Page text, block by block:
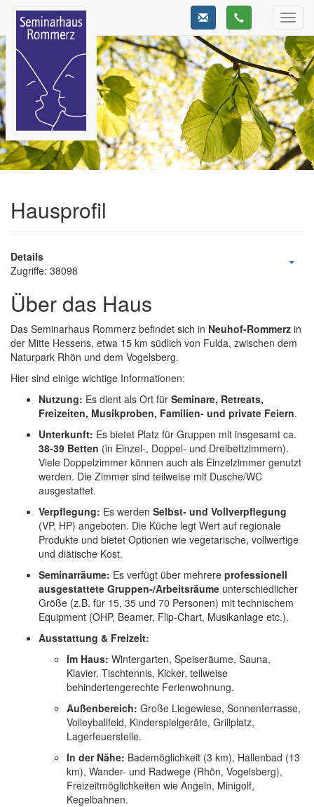
Hausprofil
Details
Zugriffe: 38098
Über das Haus
Das Seminarhaus Rommerz befindet sich in Neuhof-Rommerz in
der Mitte Hessens, etwa 15 km südlich von Fulda, zwischen dem
Naturpark Rhön und dem Vogelsberg.
Hier sind einige wichtige Informationen:
Nutzung: Es dient als Ort für Seminare, Retreats,
Freizeiten, Musikproben, Familien- und private Feiern.
Unterkunft: Es bietet Platz für Gruppen mit insgesamt ca.
38-39 Betten (in Einzel-, Doppel- und Dreibettzimmern).
Viele Doppelzimmer können auch als Einzelzimmer genutzt
werden. Die Zimmer sind teilweise mit Dusche/WC
ausgestattet.
Verpflegung: Es werden Selbst- und Vollverpflegung
(VP, HP) angeboten. Die Küche legt Wert auf regionale
Produkte und bietet Optionen wie vegetarische, vollwertige
und diätische Kost.
Seminarräume: Es verfügt über mehrere professionell
ausgestattete Gruppen-/Arbeitsräume unterschiedlicher
Größe (z.B. für 15, 35 und 70 Personen) mit technischem
Equipment (OHP, Beamer, Flip-Chart, Musikanlage etc.).
Ausstattung & Freizeit:
Im Haus: Wintergarten, Speiseräume, Sauna,
Klavier, Tischtennis, Kicker, teilweise
behindertengerechte Ferienwohnung.
Außenbereich: Große Liegewiese, Sonnenterrasse,
Volleyballfeld, Kinderspielgeräte, Grillplatz,
Lagerfeuerstelle.
In der Nähe: Bademöglichkeit (3 km), Hallenbad (13
km), Wander- und Radwege (Rhön, Vogelsberg),
Freizeitmöglichkeiten wie Angeln, Minigolf,
Kegelbahnen.